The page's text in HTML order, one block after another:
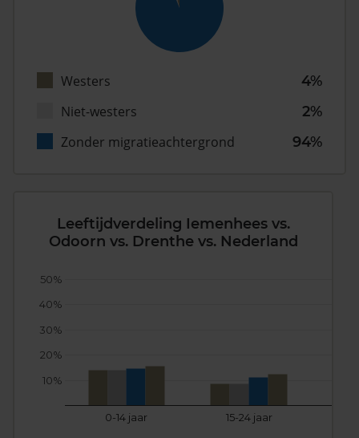
Westers
4%
Niet-westers
2%
Zonder migratieachtergrond
94%
Leeftijdverdeling Iemenhees vs.
Odoorn vs. Drenthe vs. Nederland
0-14 jaar 15-24 jaar
10%
20%
30%
40%
50%